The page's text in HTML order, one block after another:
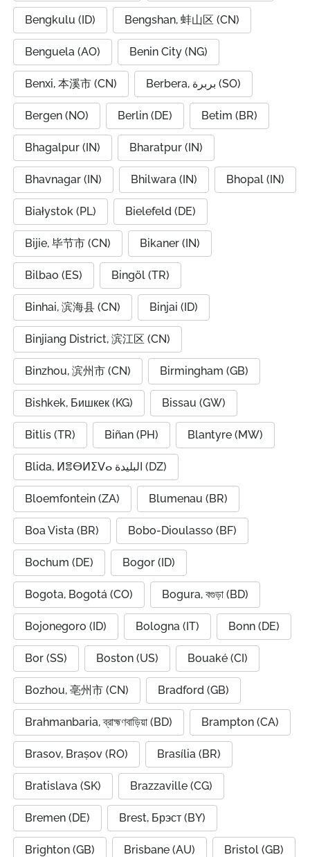
Bengkulu (ID) Bengshan, 蚌山区 (CN)
Benguela (AO) Benin City (NG)
Benxi, 本溪市 (CN) Berbera, بربرة (SO)
Bergen (NO) Berlin (DE) Betim (BR)
Bhagalpur (IN) Bharatpur (IN)
Bhavnagar (IN) Bhilwara (IN) Bhopal (IN)
Białystok (PL) Bielefeld (DE)
Bijie, 毕节市 (CN) Bikaner (IN)
Bilbao (ES) Bingöl (TR)
Binhai, 滨海县 (CN) Binjai (ID)
Binjiang District, 滨江区 (CN)
Binzhou, 滨州市 (CN) Birmingham (GB)
Bishkek, Бишкек (KG) Bissau (GW)
Bitlis (TR) Biñan (PH) Blantyre (MW)
Blida, ⵍⴻⴱⵍⵉⴸⴰ البليدة (DZ)
Bloemfontein (ZA) Blumenau (BR)
Boa Vista (BR) Bobo-Dioulasso (BF)
Bochum (DE) Bogor (ID)
Bogota, Bogotá (CO) Bogura, বগুড়া (BD)
Bojonegoro (ID) Bologna (IT) Bonn (DE)
Bor (SS) Boston (US) Bouaké (CI)
Bozhou, 亳州市 (CN) Bradford (GB)
Brahmanbaria, ব্রাহ্মণবাড়িয়া (BD) Brampton (CA)
Brasov, Brașov (RO) Brasília (BR)
Bratislava (SK) Brazzaville (CG)
Bremen (DE) Brest, Брэст (BY)
Brighton (GB) Brisbane (AU) Bristol (GB)